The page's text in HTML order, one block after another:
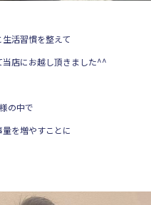
活習慣を整えて
店にお越し頂きました^^
の中で
を増やすことに